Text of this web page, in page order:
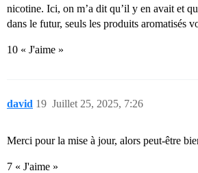
nicotine. Ici, on m’a dit qu’il y en avait et
dans le futur, seuls les produits aromatisés
10 « J'aime »
david Juillet 25, 2025, 7:26
19
Merci pour la mise à jour, alors peut-être
7 « J'aime »